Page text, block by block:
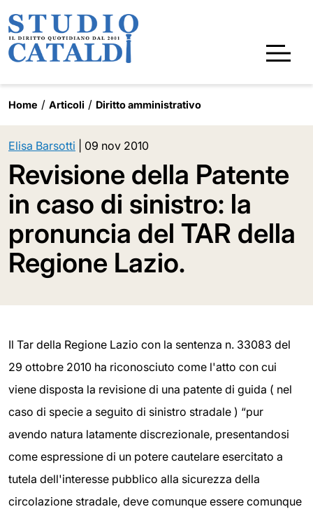
Home Articoli Diritto amministrativo
Elisa Barsotti 09 nov 2010
Revisione della Patente
in caso di sinistro: la
pronuncia del TAR della
Regione Lazio.
Il Tar della Regione Lazio con la sentenza n. 33083 del
29 ottobre 2010 ha riconosciuto come l'atto con cui
viene disposta la revisione di una patente di guida ( nel
caso di specie a seguito di sinistro stradale ) “pur
avendo natura latamente discrezionale, presentandosi
come espressione di un potere cautelare esercitato a
tutela dell'interesse pubblico alla sicurezza della
circolazione stradale, deve comunque essere comunque